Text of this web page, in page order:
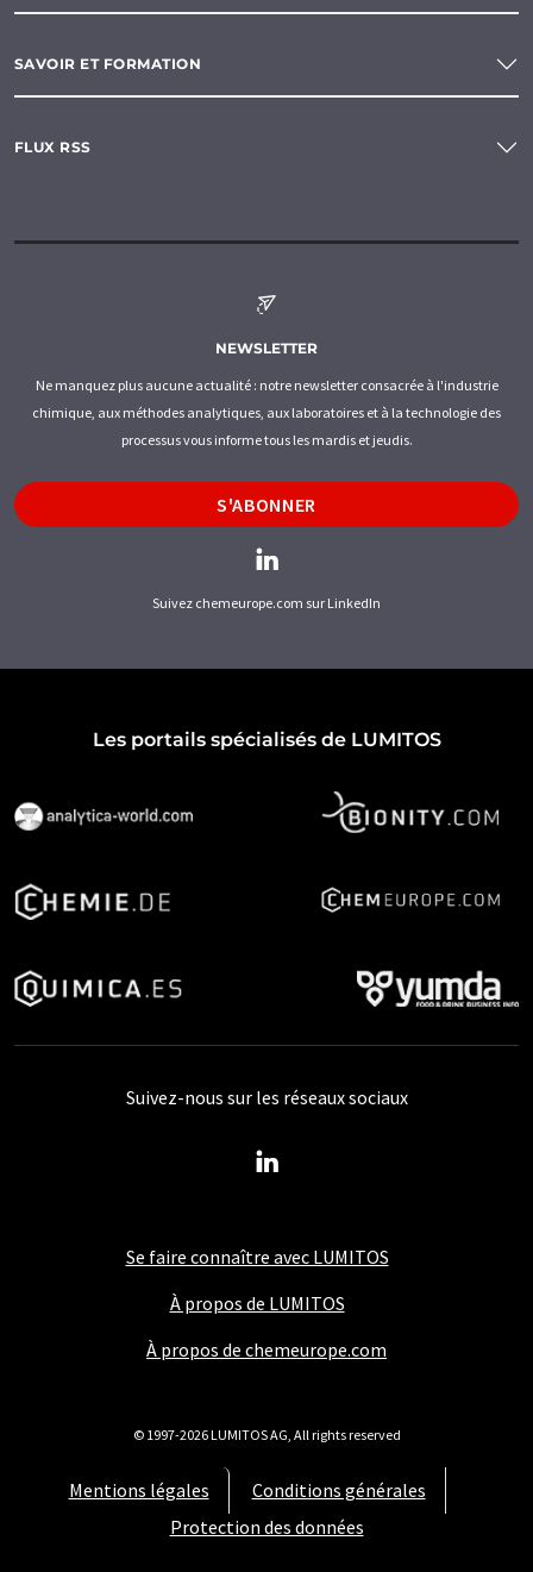
SAVOIR ET FORMATION
FLUX RSS
NEWSLETTER
Ne manquez plus aucune actualité : notre newsletter consacrée à l'industrie
chimique, aux méthodes analytiques, aux laboratoires et à la technologie des
processus vous informe tous les mardis et jeudis.
S'ABONNER
Suivez chemeurope.com sur LinkedIn
Les portails spécialisés de LUMITOS
Se faire connaître avec LUMITOS
À propos de LUMITOS
À propos de chemeurope.com
Mentions légales
Conditions générales
Protection des données
Suivez-nous sur les réseaux sociaux
© 1997-2026 LUMITOS AG, All rights reserved